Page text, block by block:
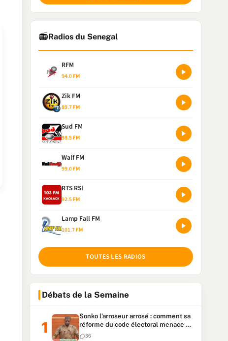
📻Radios du Senegal
RFM
94.0 FM
Zik FM
89.7 FM
Sud FM
98.5 FM
Walf FM
99.0 FM
RTS RSI
92.5 FM
Lamp Fall FM
101.7 FM
TOUTES LES RADIOS
Débats de la Semaine
Sonko l’arroseur arrosé : comment sa
réforme du code électoral menace sa
candidature
36